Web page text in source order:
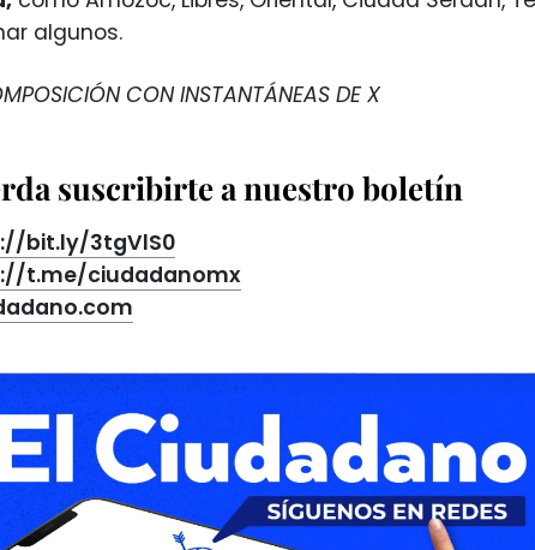
algunos.
CON INSTANTÁNEAS DE X
suscribirte a nuestro boletín
bit.ly/3tgVlS0
t.me/ciudadanomx